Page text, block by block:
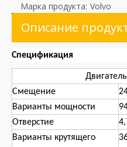
Марка продукта: Volvo
Описание
Спецификация
Смещение
Варианты мощности
Отверстие
Варианты крутящего